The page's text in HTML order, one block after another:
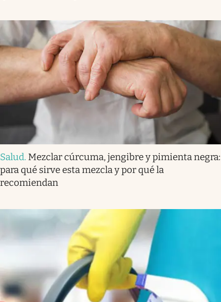
Salud. Mezclar cúrcuma, jengibre y pimienta negra:
para qué sirve esta mezcla y por qué la
recomiendan